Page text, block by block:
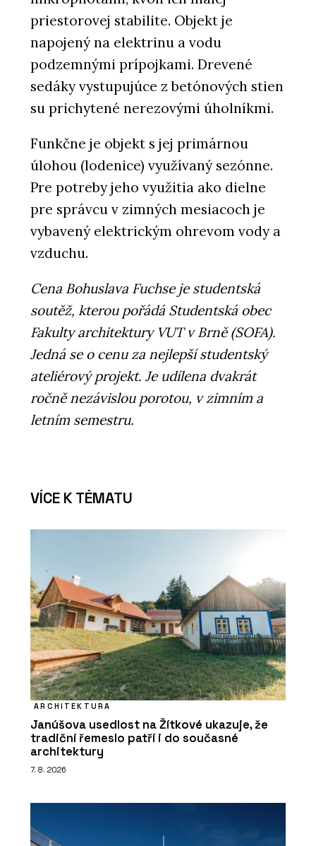
priestorovej stabilite. Objekt je
napojený na elektrinu a vodu
podzemnými prípojkami. Drevené
sedáky vystupujúce z betónových stien
su prichytené nerezovými úholníkmi.
Funkčne je objekt s jej primárnou
úlohou (lodenice) využívaný sezónne.
Pre potreby jeho využitia ako dielne
pre správcu v zimných mesiacoch je
vybavený elektrickým ohrevom vody a
vzduchu.
Cena Bohuslava Fuchse je studentská
soutěž, kterou pořádá Studentská obec
Fakulty architektury VUT v Brně (SOFA).
Jedná se o cenu za nejlepší studentský
ateliérový projekt. Je udílena dvakrát
ročně nezávislou porotou, v zimním a
letním semestru.
VÍCE K TÉMATU
ARCHITEKTURA
Janúšova usedlost na Žítkové ukazuje, že
tradiční řemeslo patří i do současné
architektury
7. 8. 2026